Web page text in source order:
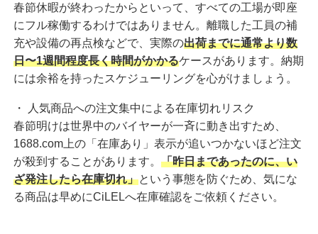
春節休暇が終わったからといって、すべての工場が即座
にフル稼働するわけではありません。離職した工員の補
充や設備の再点検などで、実際の出荷までに通常より数
日〜1週間程度長く時間がかかるケースがあります。納期
には余裕を持ったスケジューリングを心がけましょう。
・ 人気商品への注文集中による在庫切れリスク
春節明けは世界中のバイヤーが一斉に動き出すため、
1688.com上の「在庫あり」表示が追いつかないほど注文
が殺到することがあります。 「昨日まであったのに、い
ざ発注したら在庫切れ」という事態を防ぐため、気にな
る商品は早めにCiLELへ在庫確認をご依頼ください。